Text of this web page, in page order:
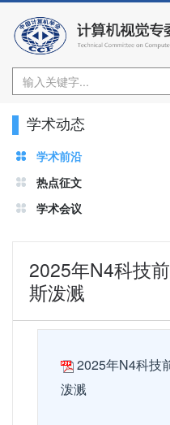
学术动态
学术前沿
热点征文
学术会议
2025年N4科技
斯泼溅
2025年N4科技
泼溅